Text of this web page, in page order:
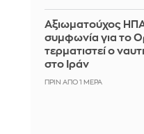
Αξιωματούχος
συμφωνία για το
τερματιστεί ο
στο Ιράν
ΠΡΙΝ ΑΠΌ 1 ΜΈΡΑ